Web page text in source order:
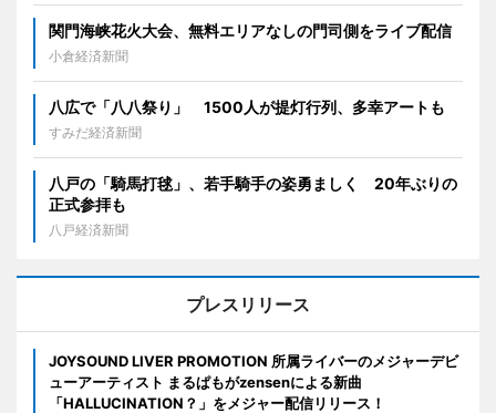
関門海峡花火大会、無料エリアなしの門司側をライブ配信
小倉経済新聞
八広で「八八祭り」 1500人が提灯行列、多幸アートも
すみだ経済新聞
八戸の「騎馬打毬」、若手騎手の姿勇ましく 20年ぶりの
正式参拝も
八戸経済新聞
プレスリリース
JOYSOUND LIVER PROMOTION 所属ライバーのメジャーデビ
ューアーティスト まるぱもがzensenによる新曲
「HALLUCINATION？」をメジャー配信リリース！